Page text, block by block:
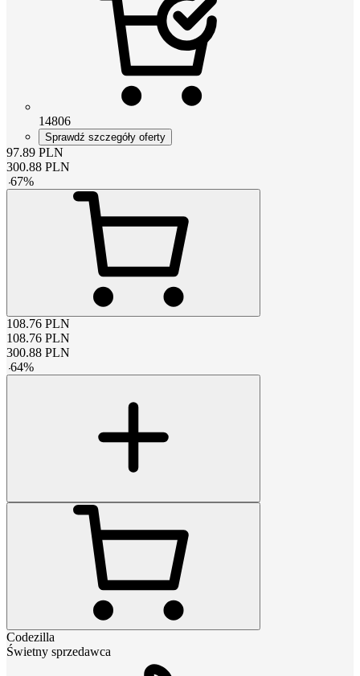
14806
Sprawdź szczegóły oferty
97.89 PLN
300.88 PLN
-67%
108.76 PLN
108.76 PLN
300.88 PLN
-64%
Codezilla
Świetny sprzedawca